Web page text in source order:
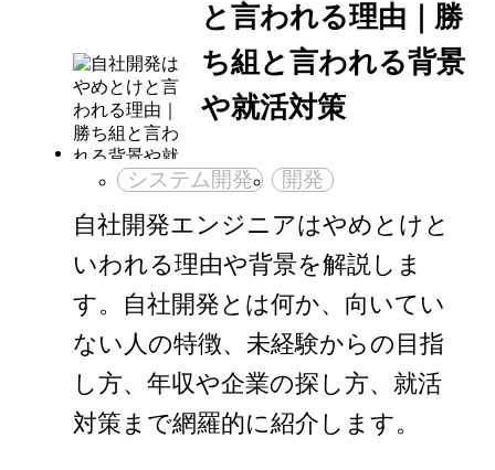
と言われる理由｜勝
ち組と言われる背景
や就活対策
システム開発 開発
自社開発エンジニアはやめとけと
いわれる理由や背景を解説しま
す。自社開発とは何か、向いてい
ない人の特徴、未経験からの目指
し方、年収や企業の探し方、就活
対策まで網羅的に紹介します。